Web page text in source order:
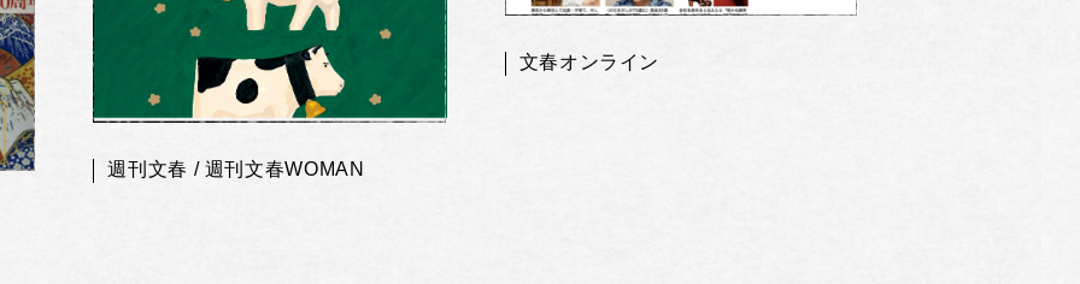
週刊文春 / 週刊文春WOMAN
文春オンライン